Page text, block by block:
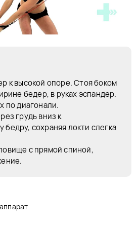
к высокой опоре. Стоя боком
бедер, в руках эспандер.
по диагонали.
грудь вниз к
сохраняя локти слегка
с прямой спиной,